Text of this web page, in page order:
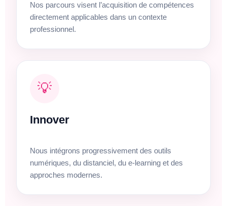
Nos parcours visent l’acquisition de compétences
directement applicables dans un contexte
professionnel.
💡
Innover
Nous intégrons progressivement des outils
numériques, du distanciel, du e-learning et des
approches modernes.